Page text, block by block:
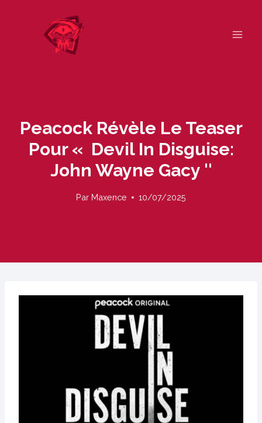
Peacock Révèle Le Teaser
Pour « Devil In Disguise:
John Wayne Gacy ''
Par Maxence 10/07/2025